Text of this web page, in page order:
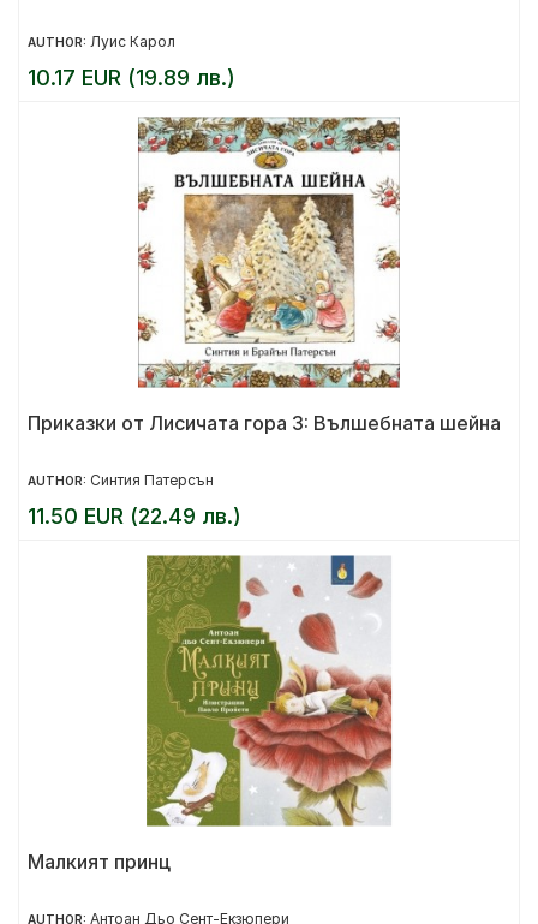
AUTHOR: Луис Карол
10.17 EUR (19.89 лв.)
Приказки от Лисичата гора 3: Вълшебната шейна
AUTHOR: Синтия Патерсън
11.50 EUR (22.49 лв.)
Малкият принц
AUTHOR: Антоан Дьо Сент-Екзюпери